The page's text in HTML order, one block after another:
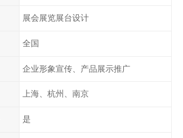
展会展览展台设计
全国
企业形象宣传、产品展示推广
上海、杭州、南京
是